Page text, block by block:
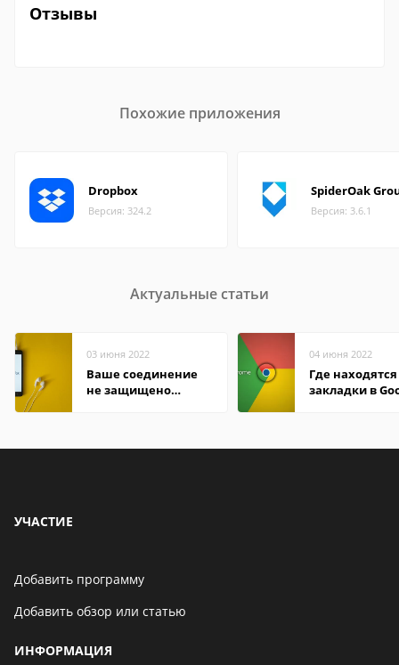
Отзывы
Похожие приложения
Dropbox
Версия: 324.2
SpiderOak
Версия: 3.6.1
Актуальные статьи
03 июня 2022
Ваше соединение
не защищено
04 июня 2022
Где находятся
закладки в
УЧАСТИЕ
Добавить программу
Добавить обзор или статью
ИНФОРМАЦИЯ